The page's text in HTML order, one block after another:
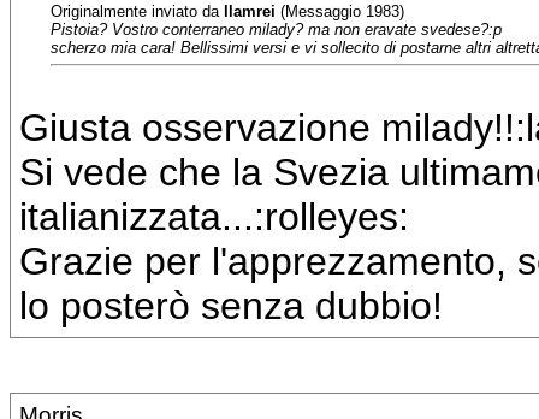
Originalmente inviato da llamrei (Messaggio 1983)
Pistoia? Vostro conterraneo milady? ma non eravate svedese?:p
scherzo mia cara! Bellissimi versi e vi sollecito di postarne altri
Giusta osservazione
Si vede che la Svezia
italianizzata...:rolleyes:
Grazie per l'apprezzamento,
lo posterò senza dubbio!